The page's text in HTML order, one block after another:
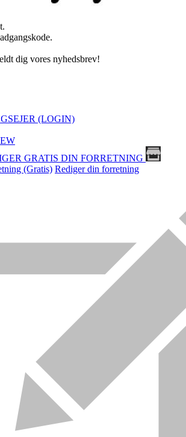
dig vores nyhedsbrev!
(LOGIN)
GRATIS DIN FORRETNING
(Gratis) Rediger din forretning